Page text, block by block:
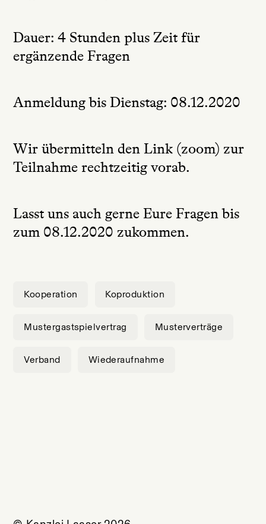
Dauer: 4 Stunden plus Zeit für
ergänzende Fragen
Anmeldung bis Dienstag: 08.12.2020
Wir übermitteln den Link (zoom) zur
Teilnahme rechtzeitig vorab.
Lasst uns auch gerneEure Fragen bis
zum 08.12.2020 zukommen.
Kooperation Koproduktion
Mustergastspielvertrag Musterverträge
Verband Wiederaufnahme